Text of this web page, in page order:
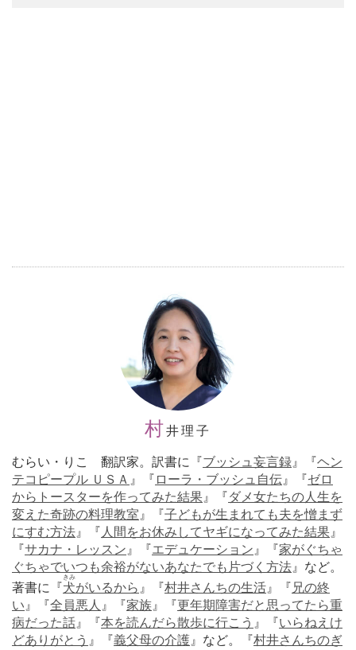
村井理子
むらい・りこ 翻訳家。訳書に『ブッシュ妄言録』『ヘン
テコピープル ＵＳＡ 』『 ローラ・ブッシュ自伝』『ゼロ
からトースターを作ってみた結果』『ダメ女たちの人生を
変えた奇跡の料理教室』『子どもが生まれても夫を憎まず
にすむ方法』『人間をお休みしてヤギになってみた結果』
『サカナ・レッスン』『エデュケーション』『家がぐちゃ
ぐちゃでいつも余裕がないあなたでも片づく方法』など。
著書に『犬
きみ
がいるから 』『村井さんちの生活』『 兄の終
い』『全員悪人 』『家族』『更年期障害だと思ってたら重
病だった話』『本を読んだら散歩に行こう 』『いらねえけ
どありがとう 』『義父母の介護』など。『村井さんちのぎ